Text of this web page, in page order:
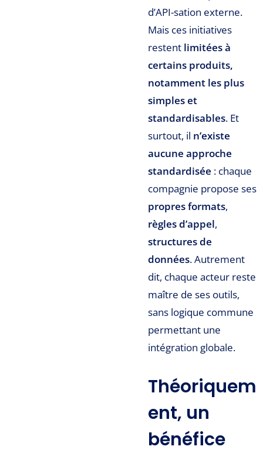
d’API-sation externe.
Mais ces initiatives
restent limitées à
certains produits,
notamment les plus
simples et
standardisables. Et
surtout, il n’existe
aucune approche
standardisée : chaque
compagnie propose ses
propres formats,
règles d’appel,
structures de
données. Autrement
dit, chaque acteur reste
maître de ses outils,
sans logique commune
permettant une
intégration globale.
Théoriquem
ent, un
bénéfice